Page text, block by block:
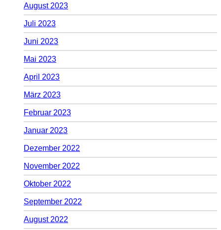
August 2023
Juli 2023
Juni 2023
Mai 2023
April 2023
März 2023
Februar 2023
Januar 2023
Dezember 2022
November 2022
Oktober 2022
September 2022
August 2022